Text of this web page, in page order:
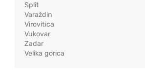
Split
Varaždin
Virovitica
Vukovar
Zadar
Velika gorica